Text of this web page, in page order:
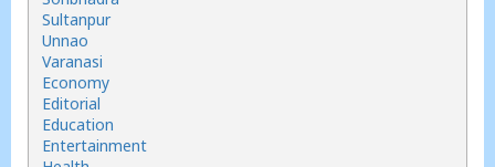
Sultanpur
Unnao
Varanasi
Economy
Editorial
Education
Entertainment